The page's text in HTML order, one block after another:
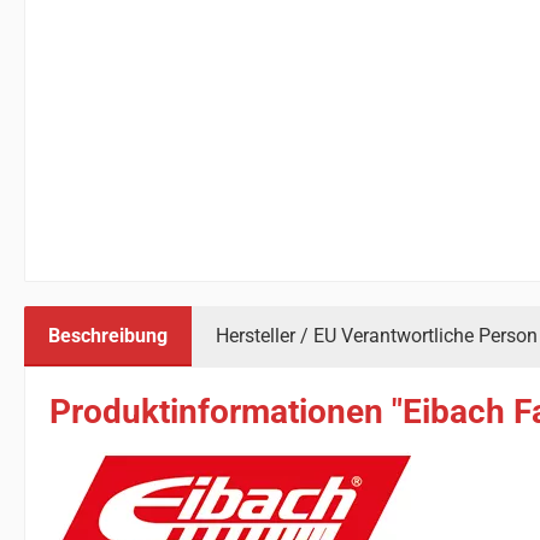
Beschreibung Hersteller / EU Verantwortliche Person
Produktinformationen "Eibach